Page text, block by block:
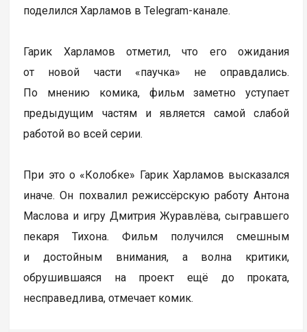
поделился Харламов в Telegram-канале.
Гарик Харламов отметил, что его ожидания
от новой части «паучка» не оправдались.
По мнению комика, фильм заметно уступает
предыдущим частям и является самой слабой
работой во всей серии.
При это о «Колобке» Гарик Харламов высказался
иначе. Он похвалил режиссёрскую работу Антона
Маслова и игру Дмитрия Журавлёва, сыгравшего
пекаря Тихона. Фильм получился смешным
и достойным внимания, а волна критики,
обрушившаяся на проект ещё до проката,
несправедлива, отмечает комик.